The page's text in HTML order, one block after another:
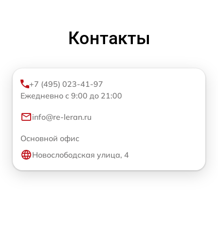
Контакты
+7 (495) 023-41-97
Ежедневно с 9:00 до 21:00
info@re-leran.ru
Основной офис
Новослободская улица, 4